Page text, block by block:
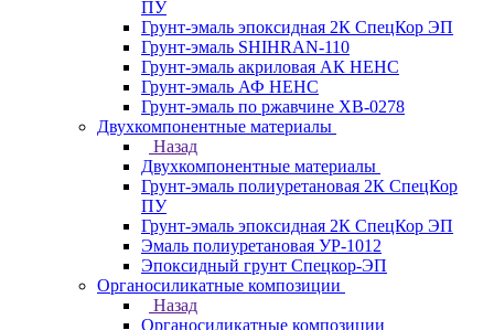
ПУ
Грунт-эмаль эпоксидная 2К СпецКор ЭП
Грунт-эмаль SHIHRAN-110
Грунт-эмаль акриловая АК НЕНС
Грунт-эмаль АФ НЕНС
Грунт-эмаль по ржавчине ХВ-0278
Двухкомпонентные материалы
Назад
Двухкомпонентные материалы
Грунт-эмаль полиуретановая 2К СпецКор
ПУ
Грунт-эмаль эпоксидная 2К СпецКор ЭП
Эмаль полиуретановая УР-1012
Эпоксидный грунт Спецкор-ЭП
Органосиликатные композиции
Назад
Органосиликатные композиции